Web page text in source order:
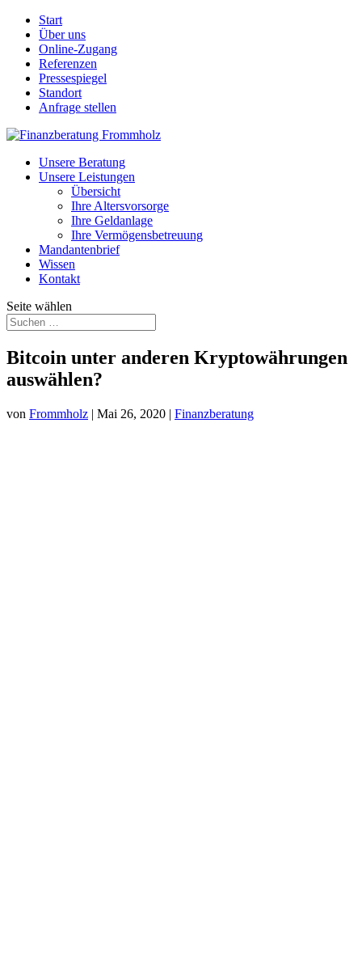
Start
Über uns
Online-Zugang
Referenzen
Pressespiegel
Standort
Anfrage stellen
Unsere Beratung
Unsere Leistungen
Übersicht
Ihre Altersvorsorge
Ihre Geldanlage
Ihre Vermögensbetreuung
Mandantenbrief
Wissen
Kontakt
Seite wählen
Bitcoin unter anderen Kryptowährungen
auswählen?
von Frommholz | Mai 26, 2020 | Finanzberatung